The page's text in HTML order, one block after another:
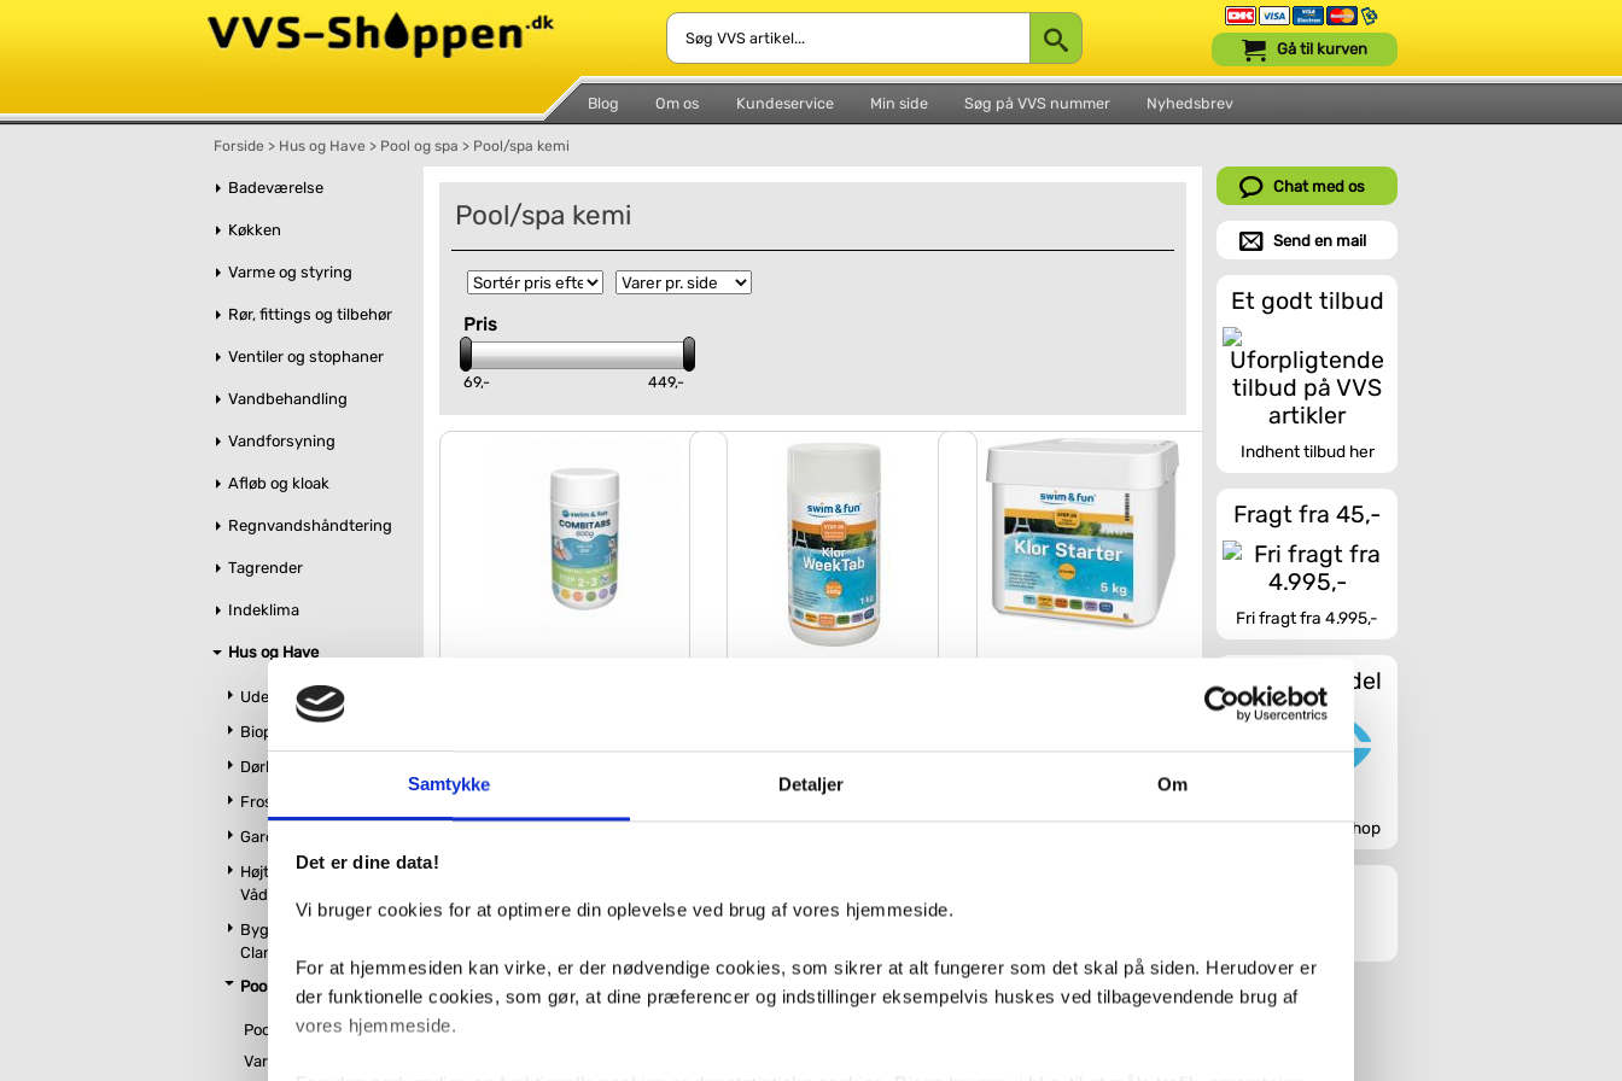
Samtykke Detaljer Om
Det er dine data!
Vi bruger cookies for at optimere din oplevelse ved brug af vores hjemmeside.
For at hjemmesiden kan virke, er der nødvendige cookies, som sikrer at alt fungerer som det skal på siden. Herudover er
der funktionelle cookies, som gør, at dine præferencer og indstillinger eksempelvis huskes ved tilbagevendende brug af
vores hjemmeside.
Blog Om os Kundeservice Min side Søg på VVS nummer Nyhedsbrev
Gå til kurven
Forside > Hus og Have > Pool og spa > Pool/spa kemi
Badeværelse
Køkken
Varme og styring
Rør, fittings og tilbehør
Ventiler og stophaner
Vandbehandling
Vandforsyning
Afløb og kloak
Regnvandshåndtering
Tagrender
Indeklima
Hus og Have
Udebrusere
Biopejse
Dørhåndtag og hus nr
Frostfrie vandposter
Garderobe og entré
Højtryksrensere og
Våd-/tørsugere
Byg selv med Pipe
Clamps
Pool og spa
Pools
Varmepumper
Pool/spa kemi
Pris
69,- 449,-
VVS nr. 1770SF
Fragt 65,-
159,- Køb
VVS nr. 1737SF
137,- Køb
VVS nr. 1703SF
339,- Køb
Chat med os
Send en mail
Et godt tilbud
Indhent tilbud her
Fragt fra 45,-
Fri fragt fra 4.995,-
Sikker handel
Godkendt webshop